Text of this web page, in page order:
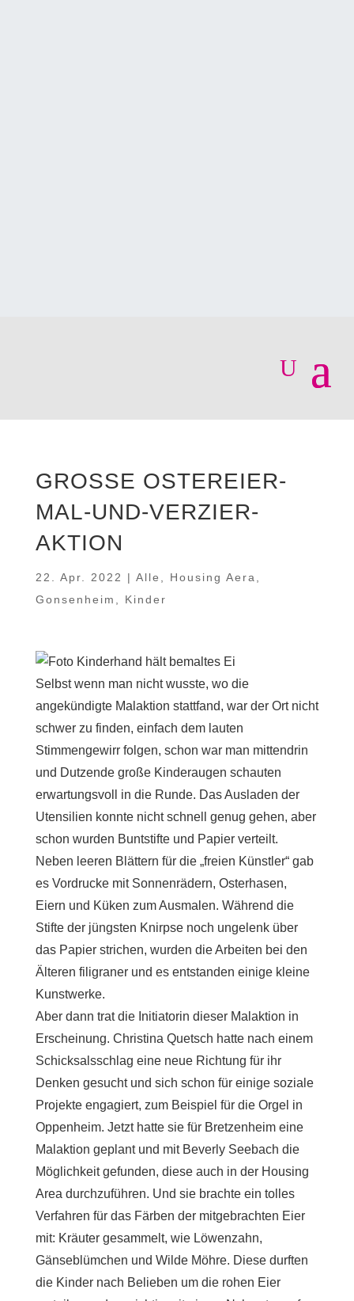
GROSSE OSTEREIER-M
AL-UND-VERZIER-A
KTION
22. Apr. 2022 | Alle Housing Aera
Gonsenheim
Kinder
Selbst wenn man nicht wusste, wo die
angekündigte Malaktion stattfand, war der Ort nicht
schwer zu finden, einfach dem lauten
Stimmengewirr folgen, schon war man mittendrin
und Dutzende große Kinderaugen schauten
erwartungsvoll in die Runde. Das Ausladen der
Utensilien konnte nicht schnell genug gehen, aber
schon wurden Buntstifte und Papier verteilt.
Neben leeren Blättern für die „freien Künstler“ gab
es Vordrucke mit Sonnenrädern, Osterhasen,
Eiern und Küken zum Ausmalen. Während die
Stifte der jüngsten Knirpse noch ungelenk über
das Papier strichen, wurden die Arbeiten bei den
Älteren filigraner und es entstanden einige kleine
Kunstwerke.
Aber dann trat die Initiatorin dieser Malaktion in
Erscheinung. Christina Quetsch hatte nach einem
Schicksalsschlag eine neue Richtung für ihr
Denken gesucht und sich schon für einige soziale
Projekte engagiert, zum Beispiel für die Orgel in
Oppenheim. Jetzt hatte sie für Bretzenheim eine
Malaktion geplant und mit Beverly Seebach die
Möglichkeit gefunden, diese auch in der Housing
Area durchzuführen. Und sie brachte ein tolles
Verfahren für das Färben der mitgebrachten Eier
mit: Kräuter gesammelt, wie Löwenzahn,
Gänseblümchen und Wilde Möhre. Diese durften
die Kinder nach Belieben um die rohen Eier